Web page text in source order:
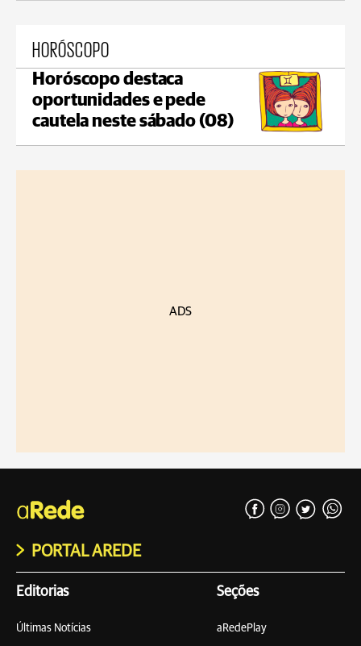
HORÓSCOPO
Horóscopo destaca
oportunidades e pede
cautela neste sábado (08)
ADS
PORTAL AREDE
Editorias
Últimas Notícias
Seções
aRedePlay